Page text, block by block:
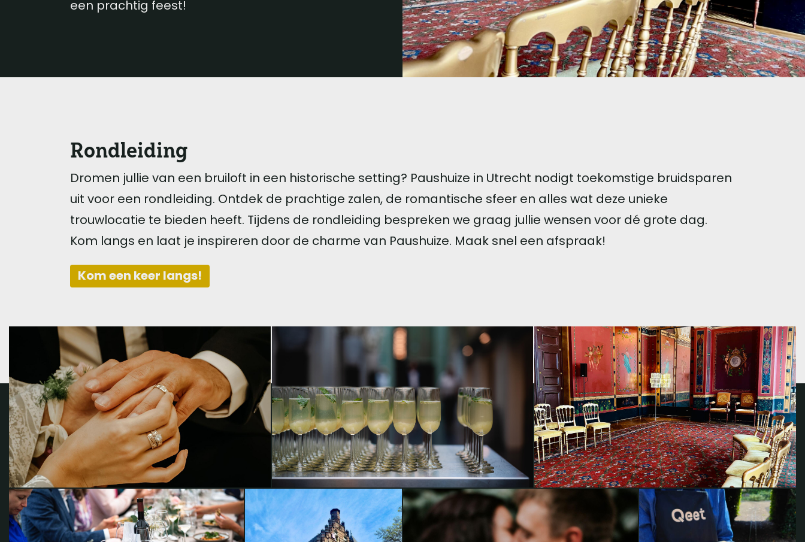
een prachtig feest!
Rondleiding
Dromen jullie van een bruiloft in een historische setting? Paushuize in Utrecht nodigt toekomstige bruidsparen
uit voor een rondleiding. Ontdek de prachtige zalen, de romantische sfeer en alles wat deze unieke
trouwlocatie te bieden heeft. Tijdens de rondleiding bespreken we graag jullie wensen voor dé grote dag.
Kom langs en laat je inspireren door de charme van Paushuize. Maak snel een afspraak!
Kom een keer langs!